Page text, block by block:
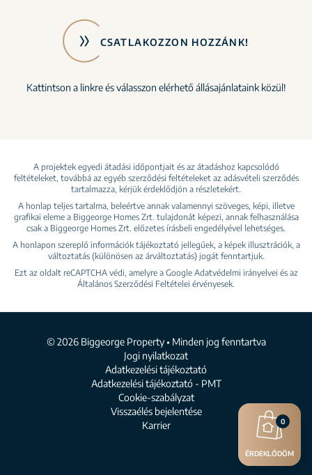
CSATLAKOZZON HOZZÁNK!
Kattintson a linkre és válasszon elérhető állásajánlataink közül!
A projektek egyedi átadási időpontjait és az átadáshoz kapcsolódó
feltételeket, továbbá az egyéb szerződési feltételeket az adásvételi szerződés
tartalmazza, kérjük érdeklődjön a részletekért.
A honlap teljes tartalma, beleértve annak valamennyi szöveges, képi, illetve
grafikai eleme a Biggeorge Homes Zrt. tulajdonát képezi, annak felhasználása
csak a Biggeorge Homes Zrt. előzetes írásbeli engedélyével lehetséges.
A honlapon szereplő információk tájékoztató jellegűek, a képek illusztrációk, a
változtatás (különösen az árváltoztatás) jogát fenntartjuk.
Ezt az oldalt reCAPTCHA védi, amelyre a Google Adatvédelmi irányelvei és az
Általános Szerződési Feltételei érvényesek.
© 2026 Biggeorge Property • Minden jog fenntartva
Jogi nyilatkozat
Adatkezelési tájékoztató
Adatkezelési tájékoztató - PMT
Cookie-szabályzat
Visszaélés bejelentése
Karrier
ÉRDEKLŐDÖM
0